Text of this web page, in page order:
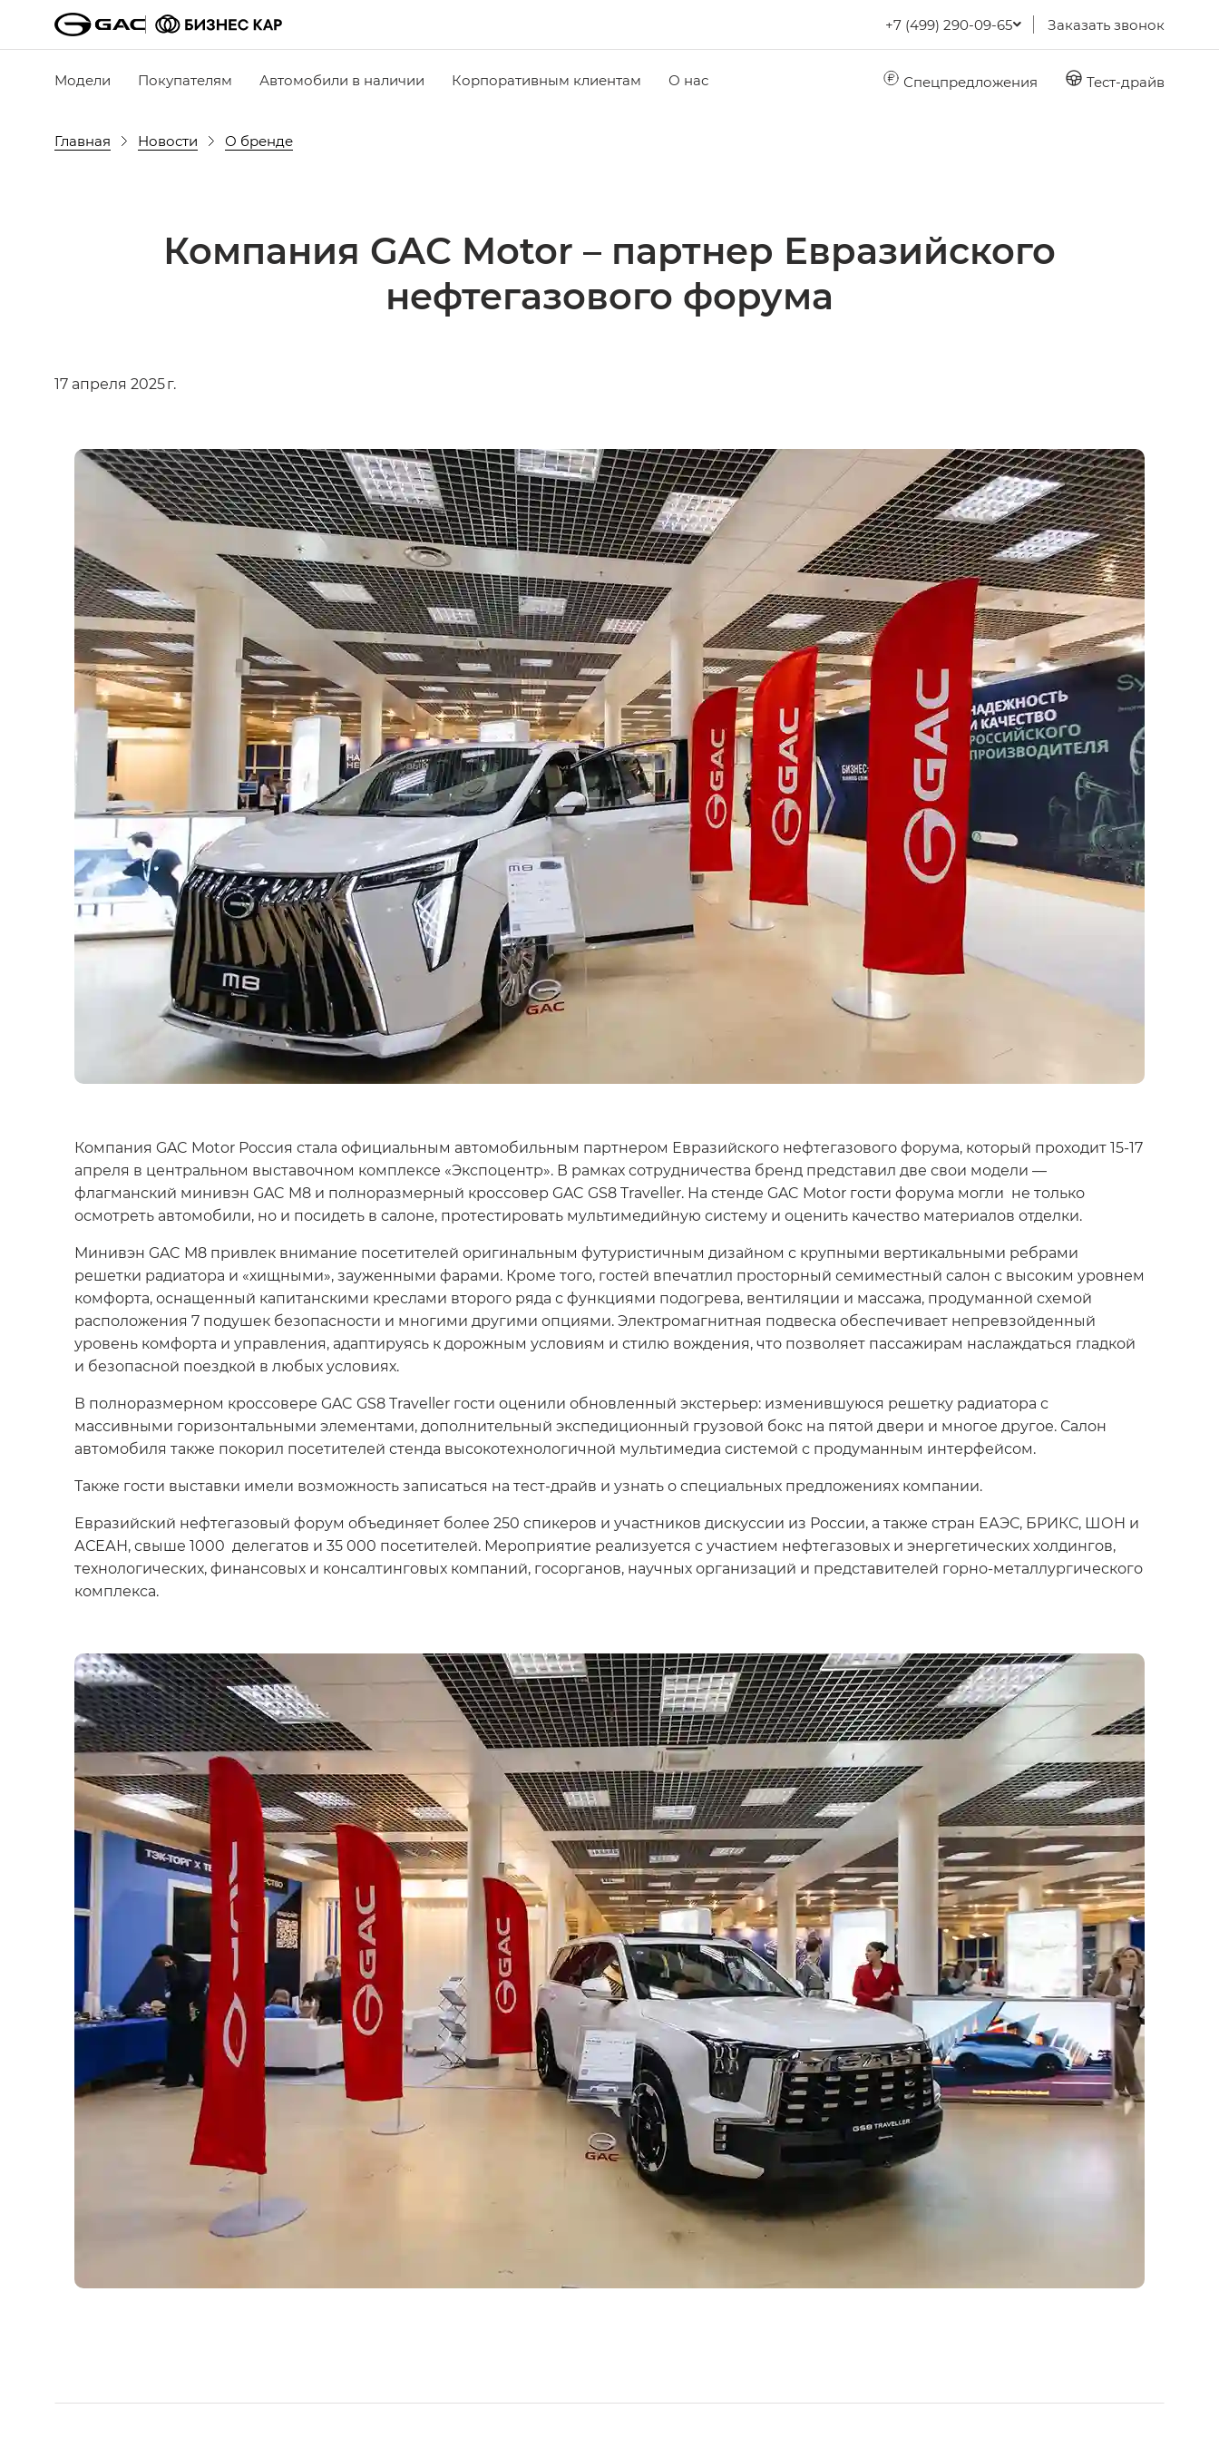
+7 (499) 290-09-65 Заказать звонок
Модели Покупателям Автомобили в наличии Корпоративным клиентам О нас Спецпредложения Тест-драйв
Главная Новости О бренде
Компания GAC Motor – партнер Евразийского
нефтегазового форума
17 апреля 2025 г.
Компания GAC Motor Россия стала официальным автомобильным партнером Евразийского нефтегазового форума, который проходит 15-17
апреля в центральном выставочном комплексе «Экспоцентр». В рамках сотрудничества бренд представил две свои модели —
флагманский минивэн GAC M8 и полноразмерный кроссовер GAC GS8 Traveller. На стенде GAC Motor гости форума могли не только
осмотреть автомобили, но и посидеть в салоне, протестировать мультимедийную систему и оценить качество материалов отделки.
Минивэн GAC M8 привлек внимание посетителей оригинальным футуристичным дизайном с крупными вертикальными ребрами
решетки радиатора и «хищными», зауженными фарами. Кроме того, гостей впечатлил просторный семиместный салон с высоким уровнем
комфорта, оснащенный капитанскими креслами второго ряда с функциями подогрева, вентиляции и массажа, продуманной схемой
расположения 7 подушек безопасности и многими другими опциями. Электромагнитная подвеска обеспечивает непревзойденный
уровень комфорта и управления, адаптируясь к дорожным условиям и стилю вождения, что позволяет пассажирам наслаждаться гладкой
и безопасной поездкой в любых условиях.
В полноразмерном кроссовере GAC GS8 Traveller гости оценили обновленный экстерьер: изменившуюся решетку радиатора с
массивными горизонтальными элементами, дополнительный экспедиционный грузовой бокс на пятой двери и многое другое. Салон
автомобиля также покорил посетителей стенда высокотехнологичной мультимедиа системой с продуманным интерфейсом.
Также гости выставки имели возможность записаться на тест-драйв и узнать о специальных предложениях компании.
Евразийский нефтегазовый форум объединяет более 250 спикеров и участников дискуссии из России, а также стран ЕАЭС, БРИКС, ШОН и
АСЕАН, свыше 1000 делегатов и 35 000 посетителей. Мероприятие реализуется с участием нефтегазовых и энергетических холдингов,
технологических, финансовых и консалтинговых компаний, госорганов, научных организаций и представителей горно-металлургического
комплекса.